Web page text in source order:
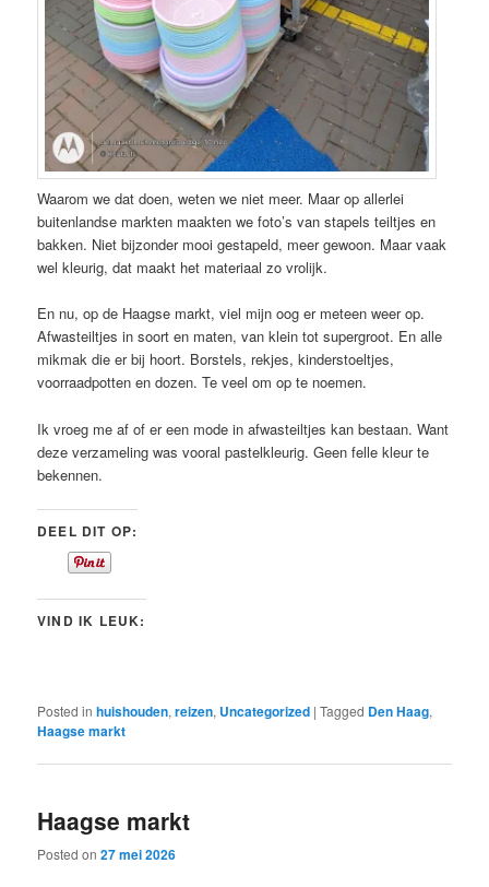
Waarom we dat doen, weten we niet meer. Maar op allerlei
buitenlandse markten maakten we foto’s van stapels teiltjes en
bakken. Niet bijzonder mooi gestapeld, meer gewoon. Maar vaak
wel kleurig, dat maakt het materiaal zo vrolijk.
En nu, op de Haagse markt, viel mijn oog er meteen weer op.
Afwasteiltjes in soort en maten, van klein tot supergroot. En alle
mikmak die er bij hoort. Borstels, rekjes, kinderstoeltjes,
voorraadpotten en dozen. Te veel om op te noemen.
Ik vroeg me af of er een mode in afwasteiltjes kan bestaan. Want
deze verzameling was vooral pastelkleurig. Geen felle kleur te
bekennen.
DEEL DIT OP:
VIND IK LEUK:
Posted in huishouden,reizen, Uncategorized |Tagged Den Haag,
Haagse markt
Haagse markt
Posted on27 mei 2026